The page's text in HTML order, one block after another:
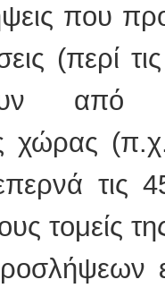
που
(περί
από
χώρας
τις
τομείς